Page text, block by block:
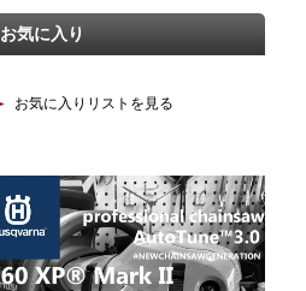
お気に入り
お気に入りリストを見る